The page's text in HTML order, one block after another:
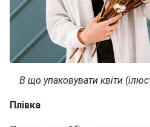
В що упаковувати квіти
Плівка